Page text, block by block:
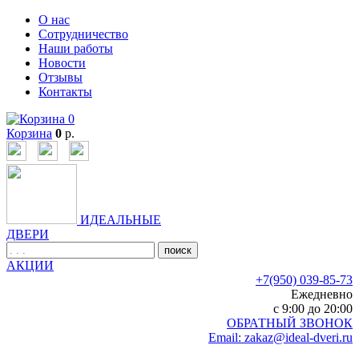
О нас
Сотрудничество
Наши работы
Новости
Отзывы
Контакты
0
Корзина 0 р.
ИДЕАЛЬНЫЕ
ДВЕРИ
поиск
АКЦИИ
+7(950) 039-85-73
Ежедневно
c 9:00 до 20:00
ОБРАТНЫЙ ЗВОНОК
Email: zakaz@ideal-dveri.ru